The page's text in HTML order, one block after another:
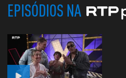
EPISÓDIOS NA